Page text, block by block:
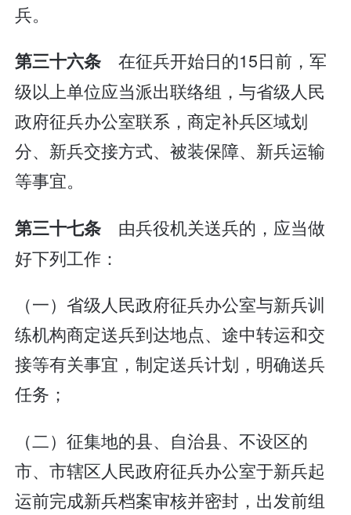
兵。
第三十六条 在征兵开始日的15日前，军
级以上单位应当派出联络组，与省级人民
政府征兵办公室联系，商定补兵区域划
分、新兵交接方式、被装保障、新兵运输
等事宜。
第三十七条 由兵役机关送兵的，应当做
好下列工作：
（一）省级人民政府征兵办公室与新兵训
练机构商定送兵到达地点、途中转运和交
接等有关事宜，制定送兵计划，明确送兵
任务；
（二）征集地的县、自治县、不设区的
市、市辖区人民政府征兵办公室于新兵起
运前完成新兵档案审核并密封，出发前组